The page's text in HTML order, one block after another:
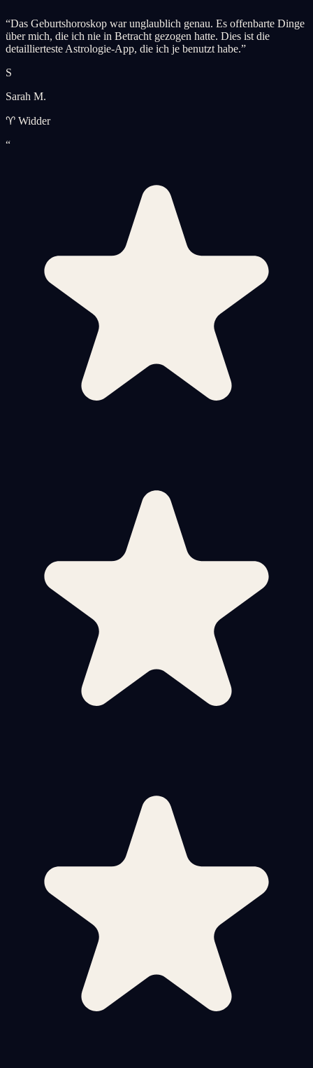
“Das Geburtshoroskop war unglaublich genau. Es offenbarte Dinge
über mich, die ich nie in Betracht gezogen hatte. Dies ist die
detaillierteste Astrologie-App, die ich je benutzt habe.”
S
Sarah M.
♈ Widder
“